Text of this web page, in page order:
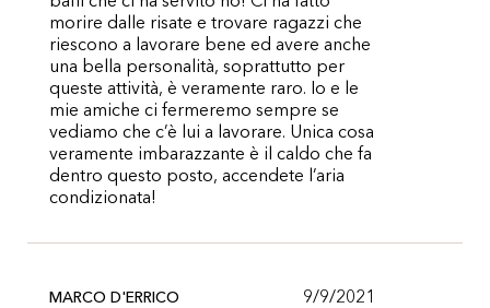
morire dalle risate e trovare ragazzi che
riescono a lavorare bene ed avere anche
una bella personalità, soprattutto per
queste attività, è veramente raro. Io e le
mie amiche ci fermeremo sempre se
vediamo che c’è lui a lavorare. Unica cosa
veramente imbarazzante è il caldo che fa
dentro questo posto, accendete l’aria
condizionata!
MARCO D'ERRICO 9/9/2021